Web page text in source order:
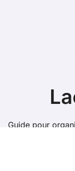
Guide pour